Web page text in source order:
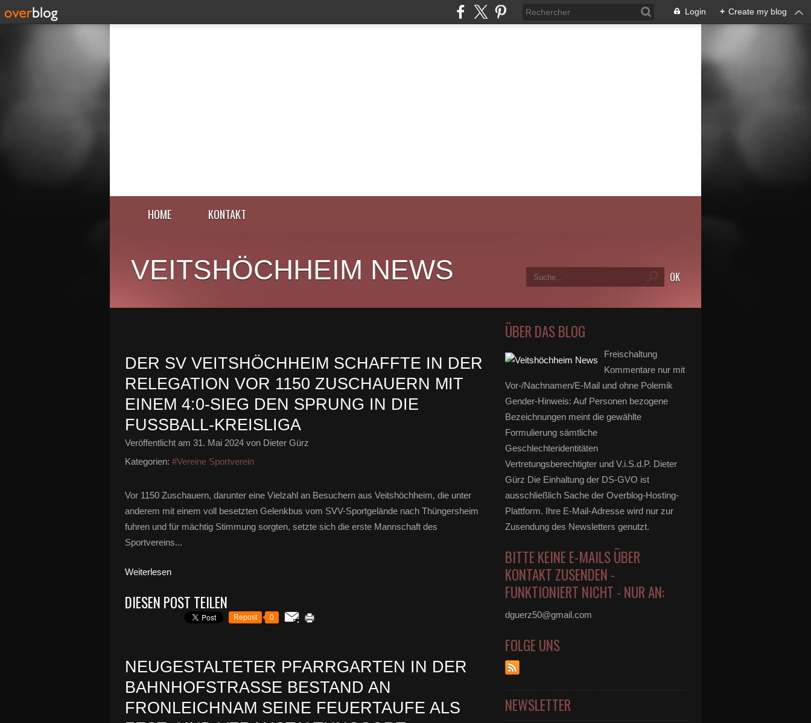
Login + Create my blog
HOME KONTAKT
VEITSHÖCHHEIM NEWS
DER SV VEITSHÖCHHEIM SCHAFFTE IN DER
RELEGATION VOR 1150 ZUSCHAUERN MIT
EINEM 4:0-SIEG DEN SPRUNG IN DIE
FUSSBALL-KREISLIGA
Veröffentlicht am 31. Mai 2024 von Dieter Gürz
Kategorien: #Vereine Sportverein
Vor 1150 Zuschauern, darunter eine Vielzahl an Besuchern aus Veitshöchheim, die unter
anderem mit einem voll besetzten Gelenkbus vom SVV-Sportgelände nach Thüngersheim
fuhren und für mächtig Stimmung sorgten, setzte sich die erste Mannschaft des
Sportvereins...
Weiterlesen
DIESEN POST TEILEN
Repost 0
NEUGESTALTETER PFARRGARTEN IN DER
BAHNHOFSTRASSE BESTAND AN F
RONLEICHNAM SEINE FEUERTAUFE ALS F
ÜBER DAS BLOG
Freischaltung
Kommentare nur mit
Vor-/Nachnamen/E-Mail und ohne Polemik
Gender-Hinweis: Auf Personen bezogene
Bezeichnungen meint die gewählte
Formulierung sämtliche
Geschlechteridentitäten
Vertretungsberechtigter und V.i.S.d.P. Dieter
Gürz Die Einhaltung der DS-GVO ist
ausschließlich Sache der Overblog-Hosting-
Plattform. Ihre E-Mail-Adresse wird nur zur
Zusendung des Newsletters genutzt.
BITTE KEINE E-MAILS ÜBER
KONTAKT ZUSENDEN -
FUNKTIONIERT NICHT - NUR AN:
dguerz50@gmail.com
FOLGE UNS
NEWSLETTER